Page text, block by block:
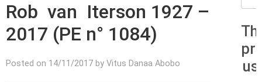
Rob van Iterson 1927 –
2017 (PE n° 1084)
Posted on 14/11/2017 by Vitus Danaa Abobo
us